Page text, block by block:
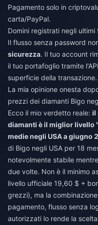
Pagamento solo in
carta/PayPal.
Domini registrati negli ultimi
Il flusso senza password
sicurezza. Il tuo account
il tuo portafoglio tramite
superficie della transazione.
La mia opinione onesta
prezzi dei diamanti Bigo
Ecco il mio verdetto reale: il
diamanti è il miglior livello
medie negli USA a giugno
di Bigo negli USA per 18
notevolmente stabile
due volte. Non è il minimo
livello ufficiale 19,60 $ +
grezzi), ma la
pagamento, flusso senza
autorizzati lo rende la